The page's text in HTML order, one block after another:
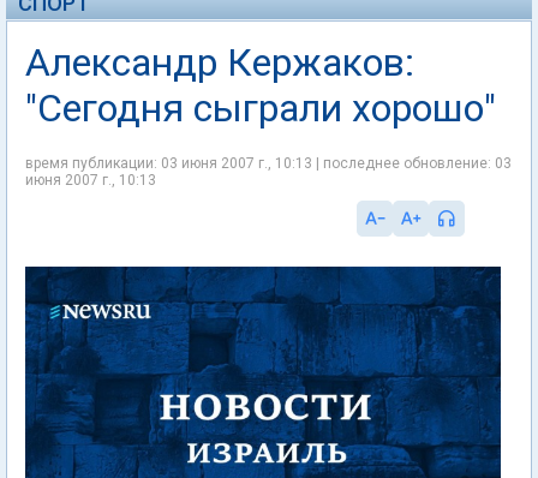
Александр Кержаков:
"Сегодня сыграли хорошо"
время публикации: 03 июня 2007 г., 10:13 | последнее обновление: 03
июня 2007 г., 10:13